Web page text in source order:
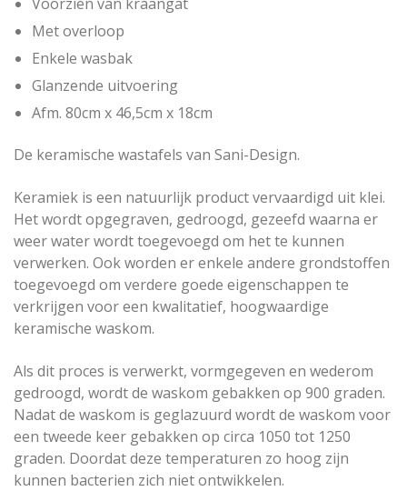
Met overloop
Enkele wasbak
Glanzende uitvoering
Afm. 80cm x 46,5cm x 18cm
De keramische wastafels van Sani-Design.
Keramiek is een natuurlijk product vervaardigd uit klei.
Het wordt opgegraven, gedroogd, gezeefd waarna er
weer water wordt toegevoegd om het te kunnen
verwerken. Ook worden er enkele andere grondstoffen
toegevoegd om verdere goede eigenschappen te
verkrijgen voor een kwalitatief, hoogwaardige
keramische waskom.
Als dit proces is verwerkt, vormgegeven en wederom
gedroogd, wordt de waskom gebakken op 900 graden.
Nadat de waskom is geglazuurd wordt de waskom voor
een tweede keer gebakken op circa 1050 tot 1250
graden. Doordat deze temperaturen zo hoog zijn
kunnen bacterien zich niet ontwikkelen.